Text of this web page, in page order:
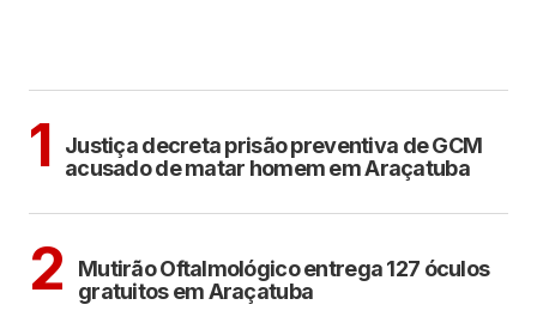
1
Justiça decreta prisão preventiva de GCM
acusado de matar homem em Araçatuba
2
Mutirão Oftalmológico entrega 127 óculos
gratuitos em Araçatuba